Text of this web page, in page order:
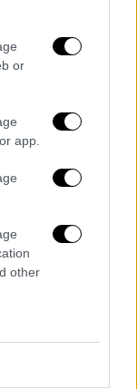
or
app.
other
από
6 μέλη
με